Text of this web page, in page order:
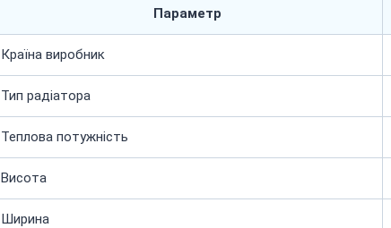
Параметр
Країна виробник
Тип радіатора
Теплова потужність
Висота
Ширина